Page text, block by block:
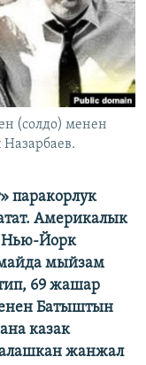
(солдо) менен
паракорлук
Америкалык
Нью-Йорк
мыйзам
69 жашар
Батыштын
казак
жанжал